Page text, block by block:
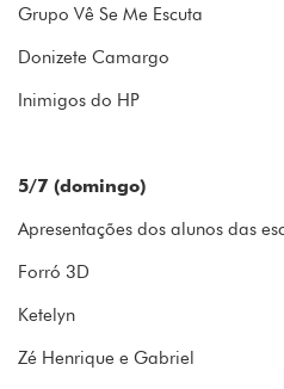
Grupo Vê Se Me Escuta
Donizete Camargo
Inimigos do HP
5/7 (domingo)
Apresentações dos alunos das
Forró 3D
Ketelyn
Zé Henrique e Gabriel